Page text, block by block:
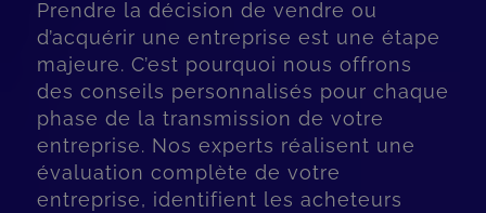
Prendre la décision de vendre ou
d’acquérir une entreprise est une étape
majeure. C’est pourquoi nous offrons
des conseils personnalisés pour chaque
phase de la transmission de votre
entreprise. Nos experts réalisent une
évaluation complète de votre
entreprise, identifient les acheteurs